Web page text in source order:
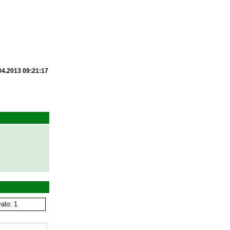
09:21:17
1